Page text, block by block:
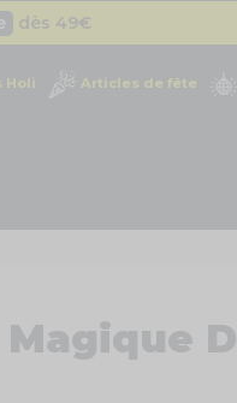
Cliquez ici
Holi Articles de fête